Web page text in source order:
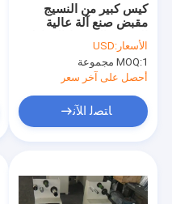
كيس كبير من النسيج
مقبض صنع آلة عالية
السرعة الشريط الخياطة
2CM العرض
الأسعار:USD
MOQ:1 مجموعة
أحصل على آخر سعر
ﺎﺘﺼﻟ ﺍﻶﻧ